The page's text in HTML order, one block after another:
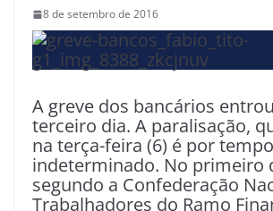
8 de setembro de 2016
A greve dos bancários
terceiro dia. A paralisação,
na terça-feira (6) é por tempo
indeterminado. No primeiro
segundo a Confederação
Trabalhadores do Ramo